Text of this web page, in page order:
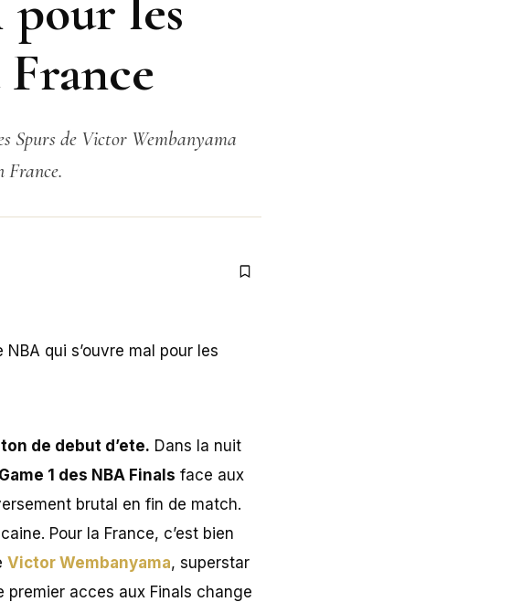
France
Spurs de Victor Wembanyama
France.
de debut d’ete. Dans la nuit
Game 1 des NBA Finals face aux
brutal en fin de match.
Pour la France, c’est bien
Victor Wembanyama, superstar
acces aux Finals change